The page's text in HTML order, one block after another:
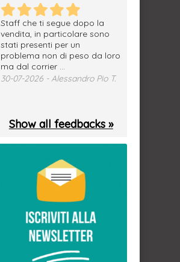
Staff che ti segue dopo la
vendita, in particolare sono
stati presenti per un
problema non di peso da loro
ma dal corrier ...
30-07-2026 - Alessandro Pio T.
Show all feedbacks »